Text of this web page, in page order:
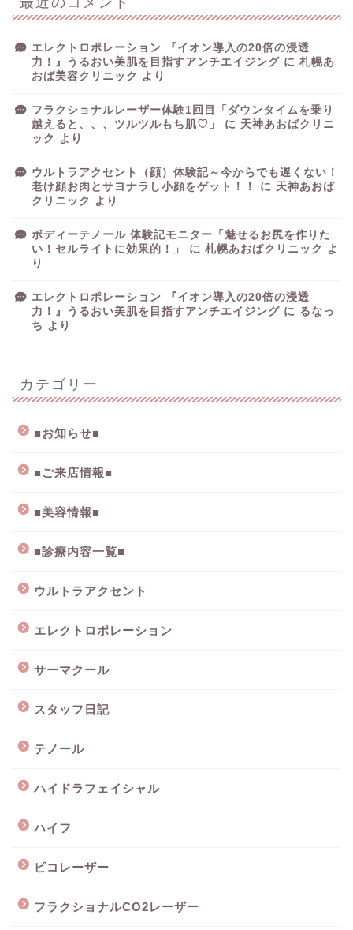
エレクトロポレーション 『イオン導入の20倍の浸透
力！』うるおい美肌を目指すアンチエイジング に 札幌あ
おば美容クリニック
より
フラクショナルレーザー体験1回目「ダウンタイムを乗り
越えると、、、ツルツルもち肌♡」
に 天神あおばクリニ
ック
より
ウルトラアクセント（顔）体験記～今からでも遅くない！
老け顔お肉とサヨナラし小顔をゲット！！
に 天神あおば
クリニック
より
ボディーテノール 体験記モニター「魅せるお尻を作りた
い！セルライトに効果的！」
に 札幌あおばクリニック
よ
り
エレクトロポレーション 『イオン導入の20倍の浸透
力！』うるおい美肌を目指すアンチエイジング に るなっ
ち より
カテゴリー
■お知らせ■
■ご来店情報■
■美容情報■
■診療内容一覧■
ウルトラアクセント
エレクトロポレーション
サーマクール
スタッフ日記
テノール
ハイドラフェイシャル
ハイフ
ピコレーザー
フラクショナルCO2レーザー